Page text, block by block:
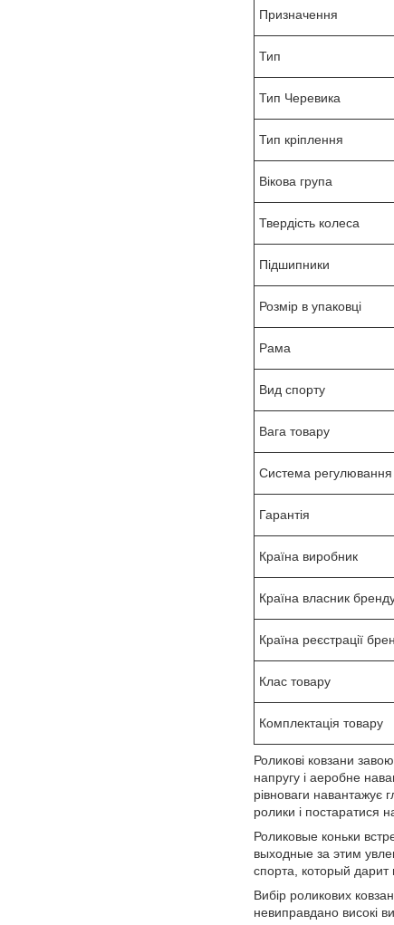
Призначення
Тип
Тип Черевика
Тип кріплення
Вікова група
Твердість колеса
Підшипники
Розмір в упаковці
Рама
Вид спорту
Вага товару
Система регулювання
Гарантія
Країна виробник
Країна власник
Країна реєстрації
Клас товару
Комплектація товару
Роликові ковзани
напругу і аеробне
рівноваги навантажує
ролики і постаратися
Роликовые коньки
выходные за этим
спорта, который
Вибір роликових
невиправдано високі